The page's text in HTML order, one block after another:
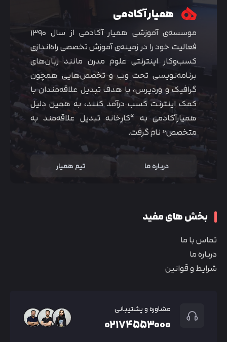
همیار آکادمی
موسسه‌ی آموزشی همیار آکادمی از سال ۱۳۹۰
فعالیت خود را در زمینه‌ی آموزش تخصصی راه‌اندازی
کسب‌و‌کار اینترنتی علوم مدرن مانند زبان‌های
برنامه‌نویسی تحت وب و تخصص‌هایی همچون
گرافیک و وردپرس، با هدف تبدیل علاقه‌مندان با
کمک اینترنت کسب درآمد کنند، به همین دلیل
همیارآکادمی به “کارخانه تبدیل علاقه‌مند به
متخصص” نام گرفت.
درباره ما تیم همیار
بخش های مفید
تماس با ما
درباره ما
شرایط و قوانین
مشاوره و پشتیبانی
۰۲۱۷۴۵۵۳۰۰۰